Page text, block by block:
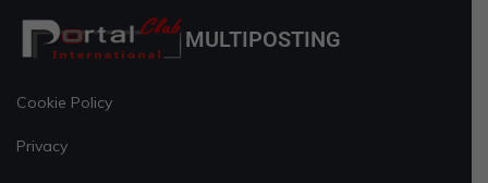
MULTIPOSTING
Cookie Policy
Privacy